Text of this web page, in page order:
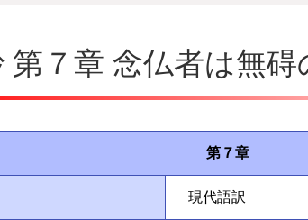
第７章 念仏者は無碍
第７章
現代語訳